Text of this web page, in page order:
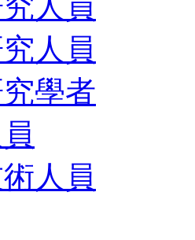
人員
學者
人員